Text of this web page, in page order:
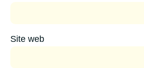
Site web